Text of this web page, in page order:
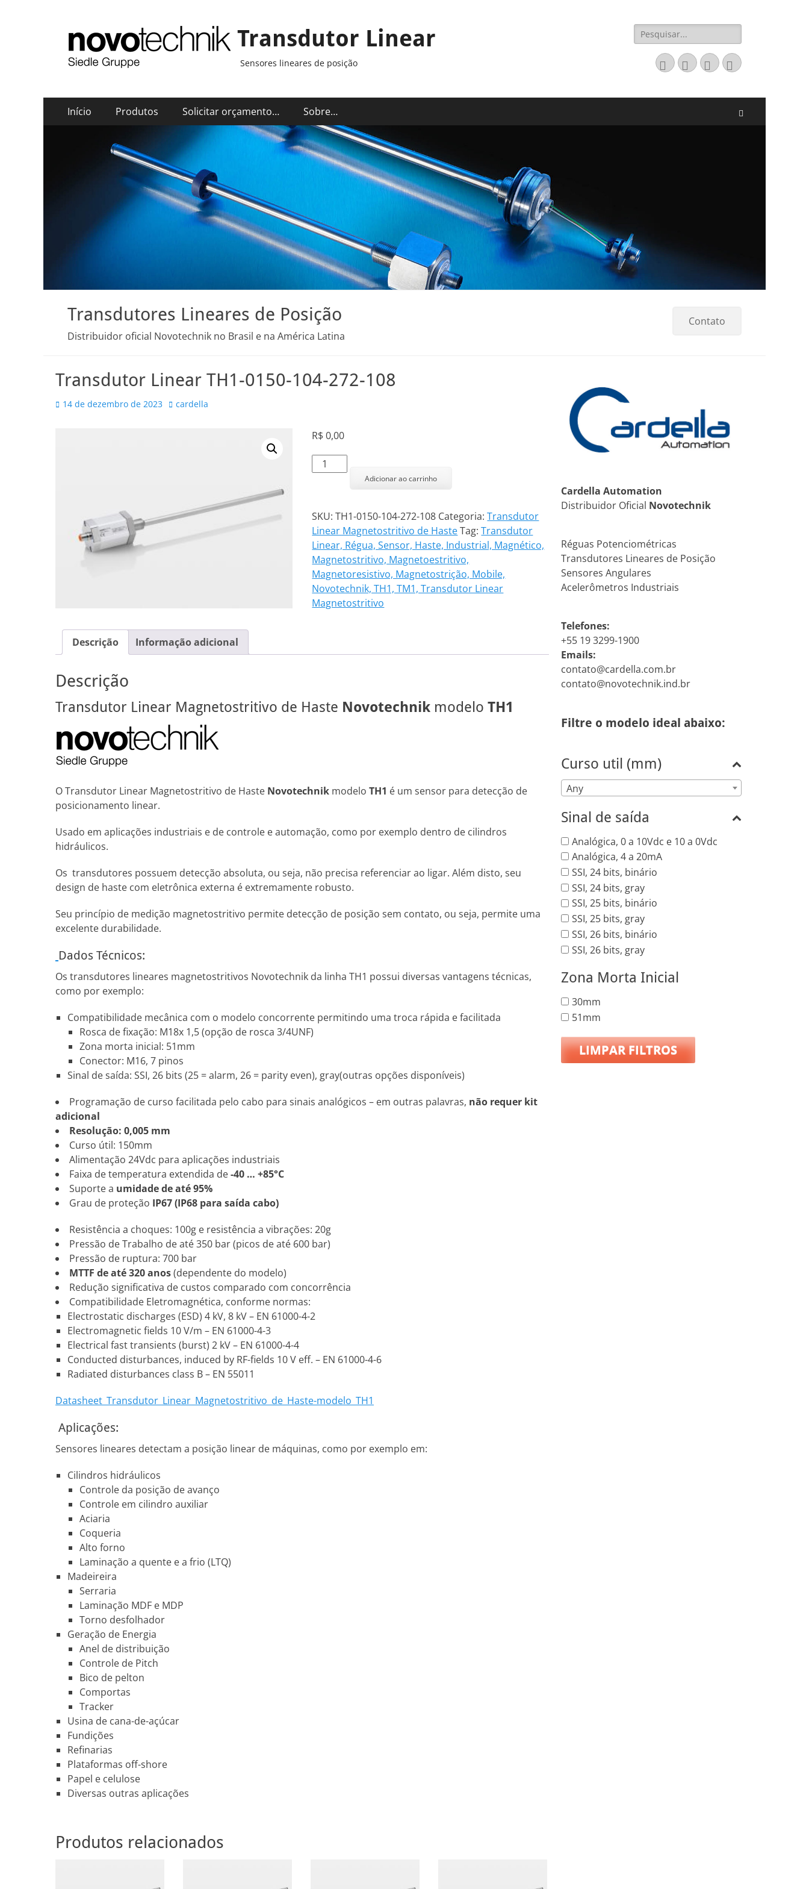
Transdutor Linear
Sensores lineares de posição
Pesquisar
por:
EmailLinkedIn
Website
Fone
Menu
principal
Pular
para
Início Produtos Solicitar orçamento… Sobre…
Transdutores Lineares de Posição
Distribuidor oficial Novotechnik no Brasil e na América Latina
Contato
Transdutor Linear TH1-0150-104-272-108
Posted
14 de dezembro de 2023 Autor
cardella
R$0,00
Transdutor
Linear
104-
272-
108
quantidade
Adicionar ao carrinho
SKU:TH1-0150-104-272-108 Categoria:Transdutor
Linear Magnetostritivo de Haste Tag:Transdutor
Linear, Régua, Sensor, Haste, Industrial, Magnético,
Magnetostritivo, Magnetoestritivo,
Magnetoresistivo, Magnetostrição, Mobile,
Novotechnik, TH1, TM1, Transdutor Linear
Magnetostritivo
Descrição Informação adicional
Descrição
Transdutor Linear Magnetostritivo de Haste Novotechnik modelo TH1
O Transdutor Linear Magnetostritivo de Haste Novotechnik modelo TH1 é um sensor para detecção de
posicionamento linear.
Usado em aplicações industriais e de controle e automação, como por exemplo dentro de cilindros
hidráulicos.
Os transdutores possuem detecção absoluta, ou seja, não precisa referenciar ao ligar. Além disto, seu
design de haste com eletrônica externa é extremamente robusto.
Seu princípio de medição magnetostritivo permite detecção de posição sem contato, ou seja, permite uma
excelente durabilidade.
Dados Técnicos:
Os transdutores lineares magnetostritivos Novotechnik da linha TH1 possui diversas vantagens técnicas,
como por exemplo:
Compatibilidade mecânica com o modelo concorrente permitindo uma troca rápida e facilitada
Rosca de fixação: M18x 1,5 (opção de rosca 3/4UNF)
Zona morta inicial: 51mm
Conector: M16, 7 pinos
Sinal de saída: SSI, 26 bits (25 = alarm, 26 = parity even), gray(outras opções disponíveis)
Programação de curso facilitada pelo cabo para sinais analógicos – em outras palavras, não requer kit
adicional
Resolução: 0,005 mm
Curso útil: 150mm
Alimentação 24Vdc para aplicações industriais
Faixa de temperatura extendida de-40 … +85°C
Suporte a umidade de até 95%
Grau de proteção IP67 (IP68 para saída cabo)
Resistência a choques: 100g e resistência a vibrações: 20g
Pressão de Trabalho de até 350 bar (picos de até 600 bar)
Pressão de ruptura: 700 bar
MTTF de até 320 anos(dependente do modelo)
Redução significativa de custos comparado com concorrência
Compatibilidade Eletromagnética, conforme normas:
Electrostatic discharges (ESD) 4 kV, 8 kV – EN 61000-4-2
Electromagnetic fields 10 V/m – EN 61000-4-3
Electrical fast transients (burst) 2 kV – EN 61000-4-4
Conducted disturbances, induced by RF-fields 10 V eff. – EN 61000-4-6
Radiated disturbances class B – EN 55011
Datasheet_Transdutor_Linear_Magnetostritivo_de_Haste-modelo_TH1
Aplicações:
Sensores lineares detectam a posição linear de máquinas, como por exemplo em:
Cilindros hidráulicos
Controle da posição de avanço
Controle em cilindro auxiliar
Aciaria
Coqueria
Alto forno
Laminação a quente e a frio (LTQ)
Madeireira
Serraria
Laminação MDF e MDP
Torno desfolhador
Geração de Energia
Anel de distribuição
Controle de Pitch
Bico de pelton
Comportas
Tracker
Usina de cana-de-açúcar
Fundições
Refinarias
Plataformas off-shore
Papel e celulose
Diversas outras aplicações
Produtos relacionados
Cardella Automation
Distribuidor Oficial Novotechnik
Réguas Potenciométricas
Transdutores Lineares de Posição
Sensores Angulares
Acelerômetros Industriais
Telefones:
+55 19 3299-1900
Emails:
contato@cardella.com.br
contato@novotechnik.ind.br
Filtre o modelo ideal abaixo:
Curso util (mm)
Any
Sinal de saída
Analógica, 0 a 10Vdc e 10 a 0Vdc
Analógica, 4 a 20mA
SSI, 24 bits, binário
SSI, 24 bits, gray
SSI, 25 bits, binário
SSI, 25 bits, gray
SSI, 26 bits, binário
SSI, 26 bits, gray
Zona Morta Inicial
30mm
51mm
LIMPAR FILTROS